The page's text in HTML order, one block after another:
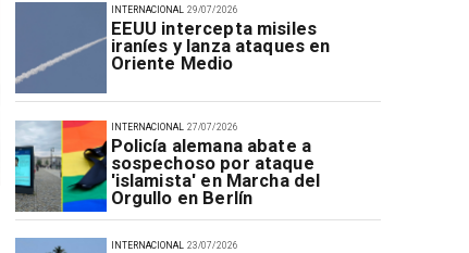
29/07/2026
EEUU intercepta misiles
iraníes y lanza ataques en
Oriente Medio
INTERNACIONAL
27/07/2026
Policía alemana abate a
sospechoso por ataque
'islamista' en Marcha del
Orgullo en Berlín
INTERNACIONAL
23/07/2026
INTERNACIONAL